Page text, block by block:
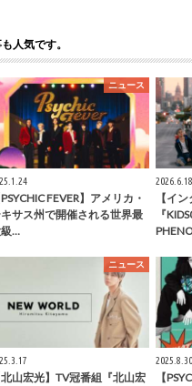
人気です。
ニュース
PSYCHIC FEVER】アメリカ・
サス州で開催される世界最
…
2026.6.18
【イ
『
ニュース
北山宏光】TV冠番組『北山宏
2025.8.30
【